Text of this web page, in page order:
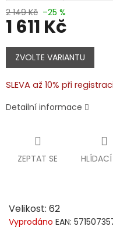
2 149 Kč –25 %
1 611 Kč
Měrná
cena:
ZVOLTE VARIANTU
SLEVA až 10% při
Detailní informace
ZEPTAT SE HLÍDACÍ
Velikost: 62
Vyprodáno EAN: